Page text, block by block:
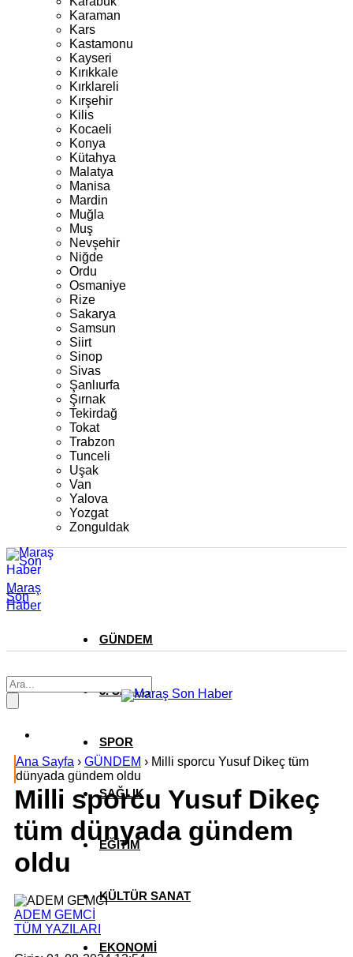
Karaman
Kars
Kastamonu
Kayseri
Kırıkkale
Kırklareli
Kırşehir
Kilis
Kocaeli
Konya
Kütahya
Malatya
Manisa
Mardin
Muğla
Muş
Nevşehir
Niğde
Ordu
Osmaniye
Rize
Sakarya
Samsun
Siirt
Sinop
Sivas
Şanlıurfa
Şırnak
Tekirdağ
Tokat
Trabzon
Tunceli
Uşak
Van
Yalova
Yozgat
Zonguldak
Maraş
Son
Haber
GÜNDEM
3. SAYFA
SPOR
SAĞLIK
EĞİTİM
KÜLTÜR SANAT
EKONOMİ
Ana Sayfa › GÜNDEM › Milli sporcu Yusuf Dikeç tüm
dünyada gündem oldu
Milli sporcu Yusuf Dikeç
tüm dünyada gündem
oldu
ADEM GEMCİ
TÜM YAZILARI